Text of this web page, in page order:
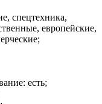
спецтехника,
европейские,
есть;